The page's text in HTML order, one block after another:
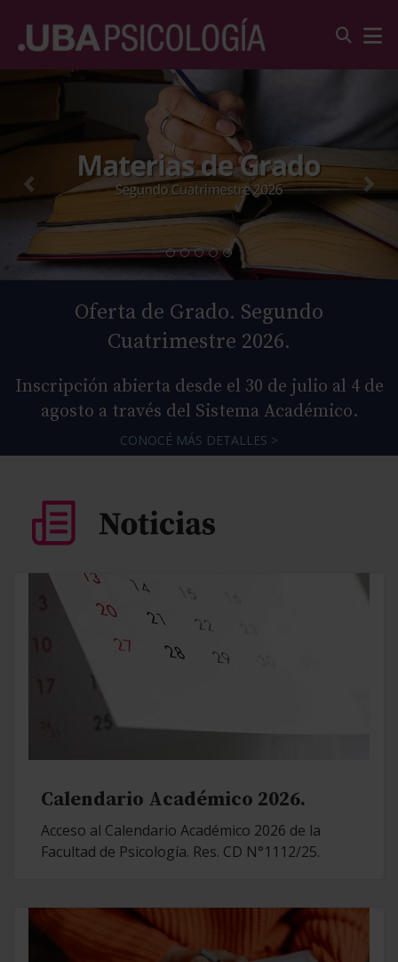
Oferta de Grado. Segundo
Cuatrimestre 2026.
Inscripción abierta desde el 30 de julio al 4 de
agosto a través del Sistema Académico.
CONOCÉ MÁS DETALLES >
Calendario Académico 2026.
Acceso al Calendario Académico 2026 de la
Facultad de Psicología. Res. CD N°1112/25.